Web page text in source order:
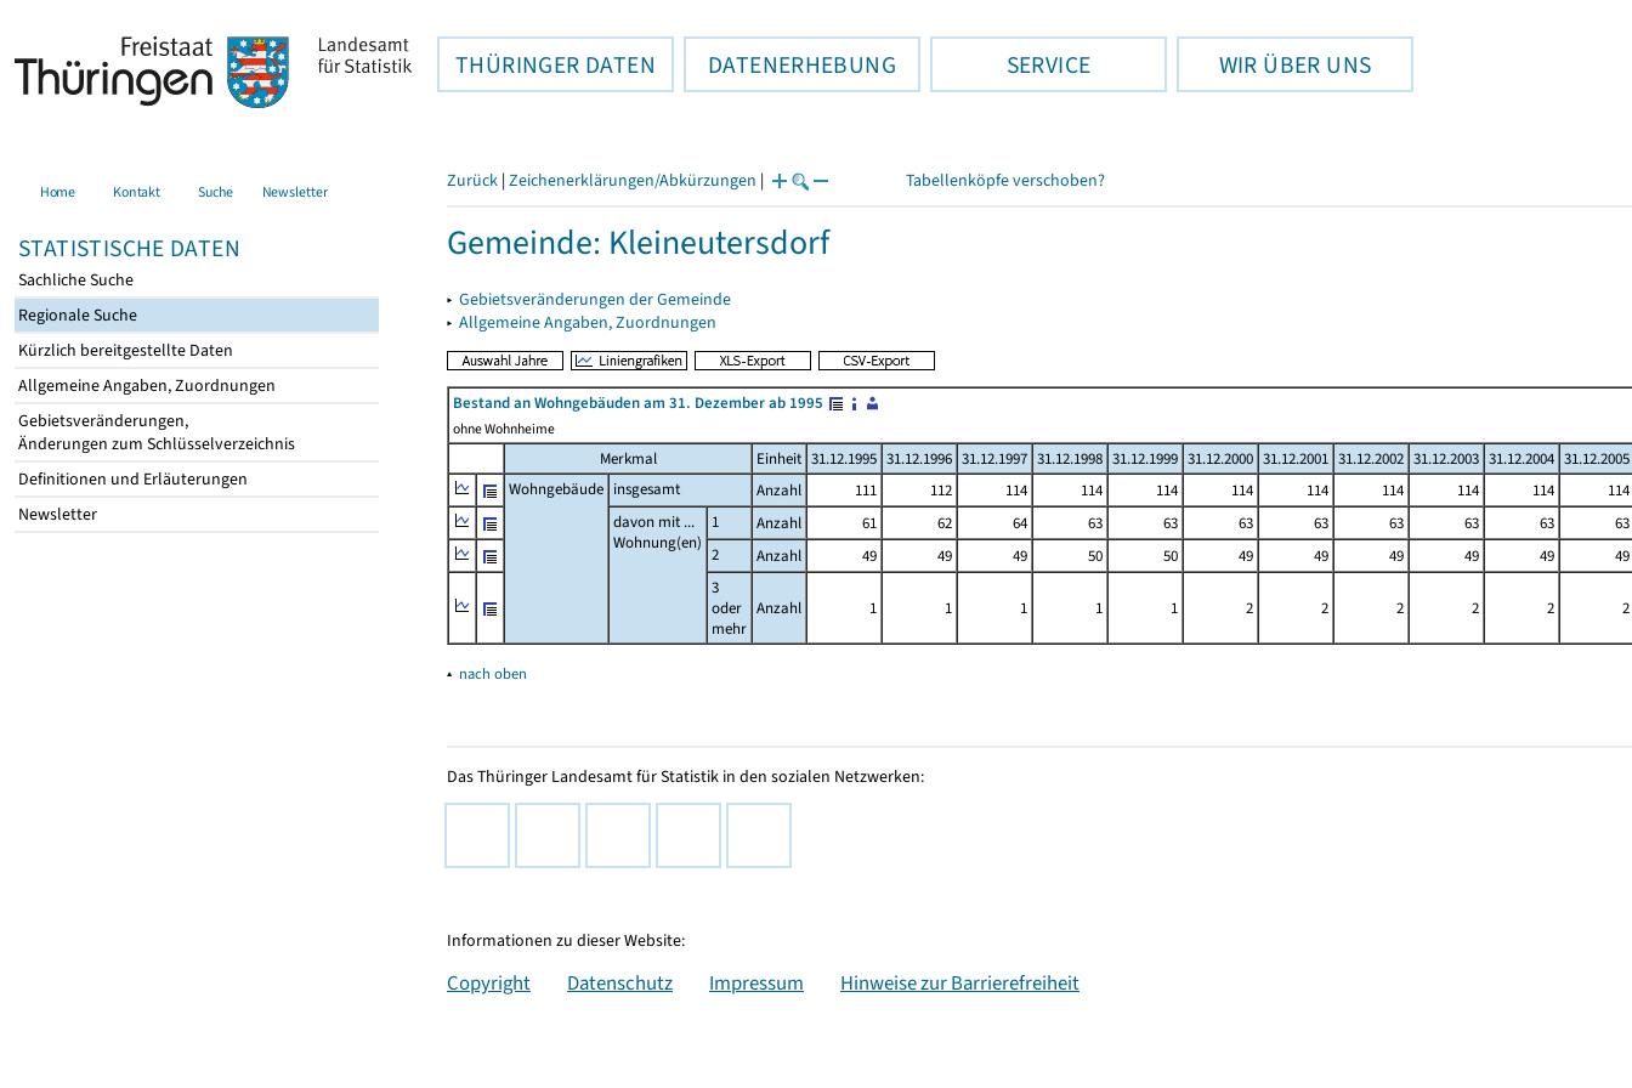
THÜRINGER DATEN DATENERHEBUNG SERVICE WIR ÜBER UNS
Home Kontakt Suche Newsletter
STATISTISCHE DATEN
Sachliche Suche
Regionale Suche
Kürzlich bereitgestellte Daten
Allgemeine Angaben, Zuordnungen
Gebietsveränderungen,
Änderungen zum Schlüsselverzeichnis
Definitionen und Erläuterungen
Newsletter
Zurück | Zeichenerklärungen/Abkürzungen | Tabellenköpfe verschoben?
Gemeinde: Kleineutersdorf
▸ Gebietsveränderungen der Gemeinde
▸ Allgemeine Angaben, Zuordnungen
Bestand an Wohngebäuden am 31. Dezember ab 1995
ohne Wohnheime
Merkmal Einheit 31.12.1995 31.12.1996 31.12.1997 31.12.1998 31.12.1999 31.12.2000 31.12.2001 31.12.2002 31.12.2003 31.12.2004 31.12.2005
Wohngebäude insgesamt Anzahl 111 112 114 114 114 114 114 114 114 114
114
davon mit ...
Wohnung(en)
1 Anzahl 61 62 64 63 63 63 63 63 63 63
63
2
Anzahl 49 49 49 50 50 49 49 49 49 49
49
3
oder
mehr
Anzahl 1 1 1 1 1 2 2 2 2 2 2
▴ nach oben
Das Thüringer Landesamt für Statistik in den sozialen Netzwerken:
Informationen zu dieser Website:
Copyright Datenschutz Impressum Hinweise zur Barrierefreiheit